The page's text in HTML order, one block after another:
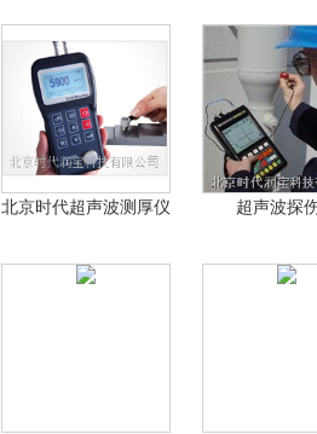
北京时代超声波测厚仪 超声波探